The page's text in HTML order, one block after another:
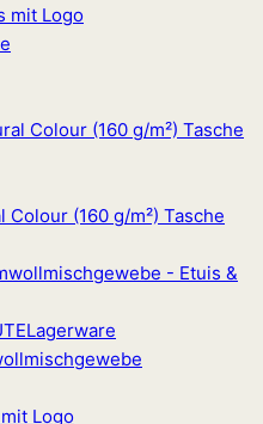
(160 g/m²) Tasche
Lagerware